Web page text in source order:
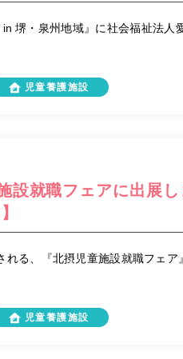
堺・泉州地域』に社会福祉法人
児童養護施設
設就職フェアに出展し
れる、『北摂児童施設就職フェア
児童養護施設